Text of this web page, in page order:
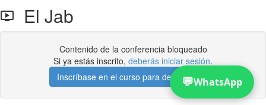
El Jab
Contenido de la conferencia bloqueado
Si ya estás inscrito, deberás iniciar sesión.
Inscríbase en el curso para desbloquear
💬WhatsApp